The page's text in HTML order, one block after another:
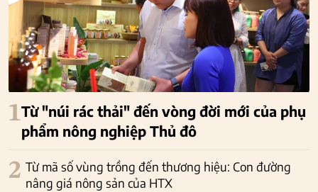
1Từ "núi rác thải" đến vòng đời mới của phụ
phẩm nông nghiệp Thủ đô
2 Từ mã số vùng trồng đến thương hiệu: Con đường
nâng giá nông sản của HTX